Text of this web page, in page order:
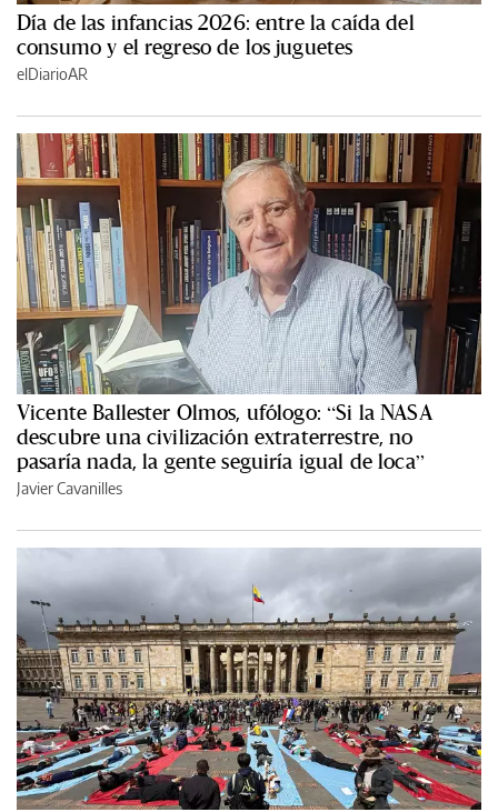
Día de las infancias 2026: entre la caída del
consumo y el regreso de los juguetes
elDiarioAR
Vicente Ballester Olmos, ufólogo: “Si la NASA
descubre una civilización extraterrestre, no
pasaría nada, la gente seguiría igual de loca”
Javier Cavanilles